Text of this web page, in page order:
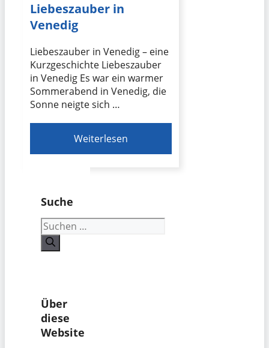
Liebeszauber in
Venedig
Liebeszauber in Venedig – eine
Kurzgeschichte Liebeszauber
in Venedig Es war ein warmer
Sommerabend in Venedig, die
Sonne neigte sich …
Weiterlesen
Suche
Suchen
nach:
Über
diese
Website